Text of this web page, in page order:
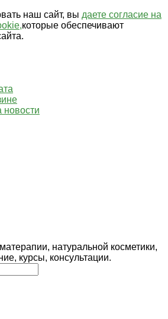
наш сайт, вы даете согласие на
которые обеспечивают
новости
натуральной косметики,
курсы, консультации.